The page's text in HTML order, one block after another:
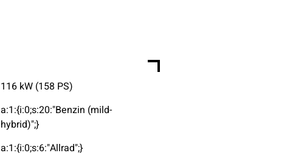
116 kW (158 PS)
a:1:{i:0;s:20:"Benzin (mild-
hybrid)";}
a:1:{i:0;s:6:"Allrad";}